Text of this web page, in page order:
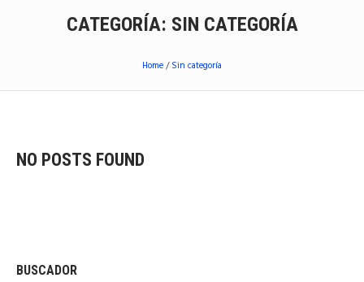
CATEGORÍA: SIN CATEGORÍA
Home/Sin categoría
NO POSTS FOUND
BUSCADOR